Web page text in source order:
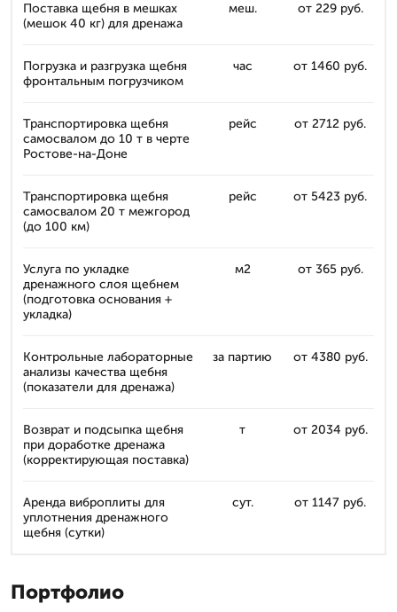
Поставка щебня в мешках
(мешок 40 кг) для дренажа
меш. от 229 руб.
Погрузка и разгрузка щебня
фронтальным погрузчиком
час от 1460 руб.
Транспортировка щебня
самосвалом до 10 т в черте
Ростове-на-Доне
рейс от 2712 руб.
Транспортировка щебня
самосвалом 20 т межгород
(до 100 км)
рейс от 5423 руб.
Услуга по укладке
дренажного слоя щебнем
(подготовка основания +
укладка)
м2 от 365 руб.
Контрольные лабораторные
анализы качества щебня
(показатели для дренажа)
за партию от 4380 руб.
Возврат и подсыпка щебня
при доработке дренажа
(корректирующая поставка)
т от 2034 руб.
Аренда виброплиты для
уплотнения дренажного
щебня (сутки)
сут. от 1147 руб.
Портфолио